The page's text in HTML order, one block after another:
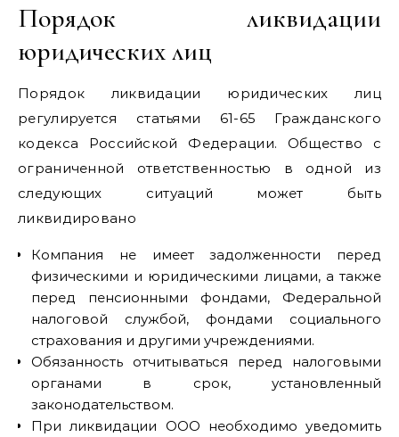
Порядок ликвидации
юридических лиц
Порядок ликвидации юридических лиц
регулируется статьями 61-65 Гражданского
кодекса Российской Федерации. Общество с
ограниченной ответственностью в одной из
следующих ситуаций может быть
ликвидировано
Компания не имеет задолженности перед
физическими и юридическими лицами, а также
перед пенсионными фондами, Федеральной
налоговой службой, фондами социального
страхования и другими учреждениями.
Обязанность отчитываться перед налоговыми
органами в срок, установленный
законодательством.
При ликвидации ООО необходимо уведомить